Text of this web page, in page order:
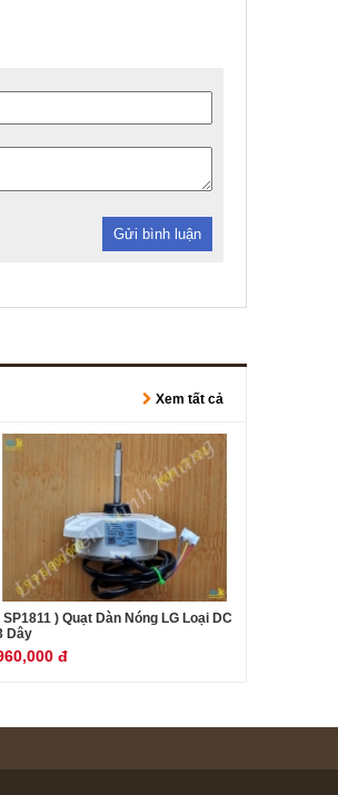
Gửi bình luận
Xem tất cả
SP1811 ) Quạt Dàn Nóng LG Loại DC
Dây
đ